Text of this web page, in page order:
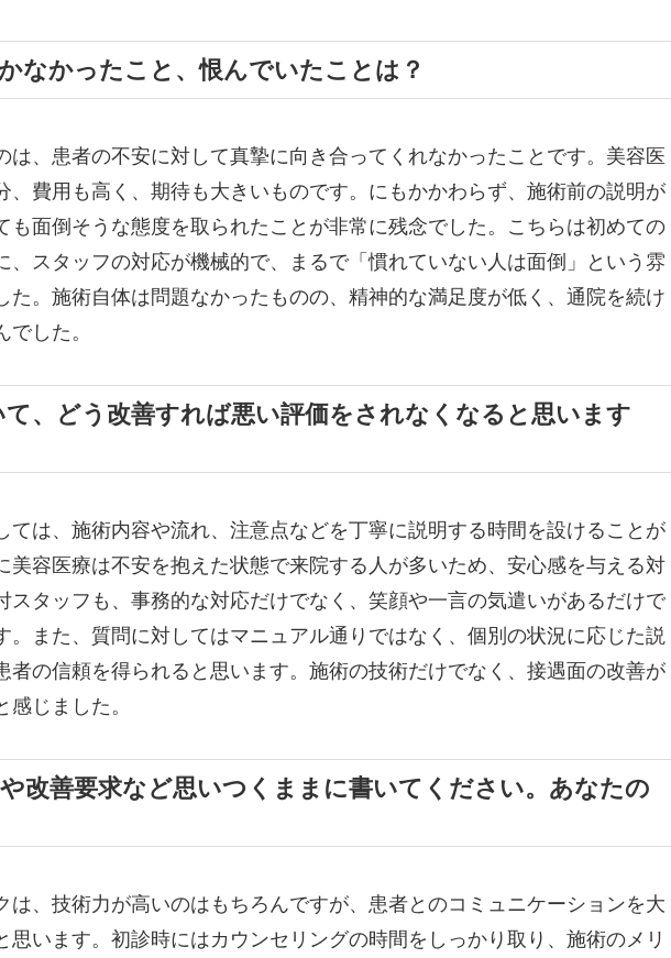
なかったこと、恨んでいたことは？
は、患者の不安に対して真摯に向き合ってくれなかったことです。美容医
、費用も高く、期待も大きいものです。にもかかわらず、施術前の説明が
も面倒そうな態度を取られたことが非常に残念でした。こちらは初めての
、スタッフの対応が機械的で、まるで「慣れていない人は面倒」という雰
た。施術自体は問題なかったものの、精神的な満足度が低く、通院を続け
した。
、どう改善すれば悪い評価をされなくなると思います
ては、施術内容や流れ、注意点などを丁寧に説明する時間を設けることが
美容医療は不安を抱えた状態で来院する人が多いため、安心感を与える対
スタッフも、事務的な対応だけでなく、笑顔や一言の気遣いがあるだけで
。また、質問に対してはマニュアル通りではなく、個別の状況に応じた説
者の信頼を得られると思います。施術の技術だけでなく、接遇面の改善が
じました。
改善要求など思いつくままに書いてください。あなたの
は、技術力が高いのはもちろんですが、患者とのコミュニケーションを大
思います。初診時にはカウンセリングの時間をしっかり取り、施術のメリ